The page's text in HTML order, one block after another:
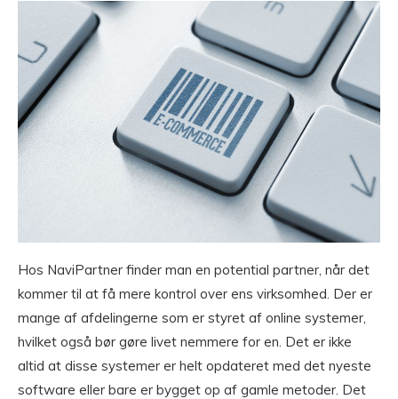
Hos NaviPartner finder man en potential partner, når det
kommer til at få mere kontrol over ens virksomhed. Der er
mange af afdelingerne som er styret af online systemer,
hvilket også bør gøre livet nemmere for en. Det er ikke
altid at disse systemer er helt opdateret med det nyeste
software eller bare er bygget op af gamle metoder. Det